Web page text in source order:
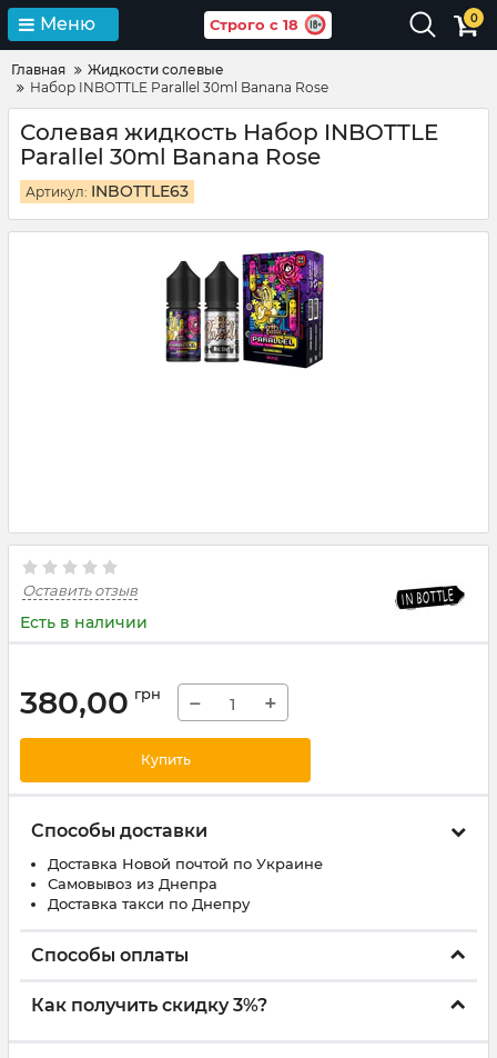
Меню Строго с 18 0
Главная
Жидкости солевые
Набор INBOTTLE Parallel 30ml Banana Rose
Солевая жидкость Набор INBOTTLE
Parallel 30ml Banana Rose
Артикул: INBOTTLE63
Оставить отзыв
Есть в наличии
380,00 грн − +
Купить
Способы доставки
Доставка Новой почтой по Украине
Самовывоз из Днепра
Доставка такси по Днепру
Способы оплаты
Как получить скидку 3%?